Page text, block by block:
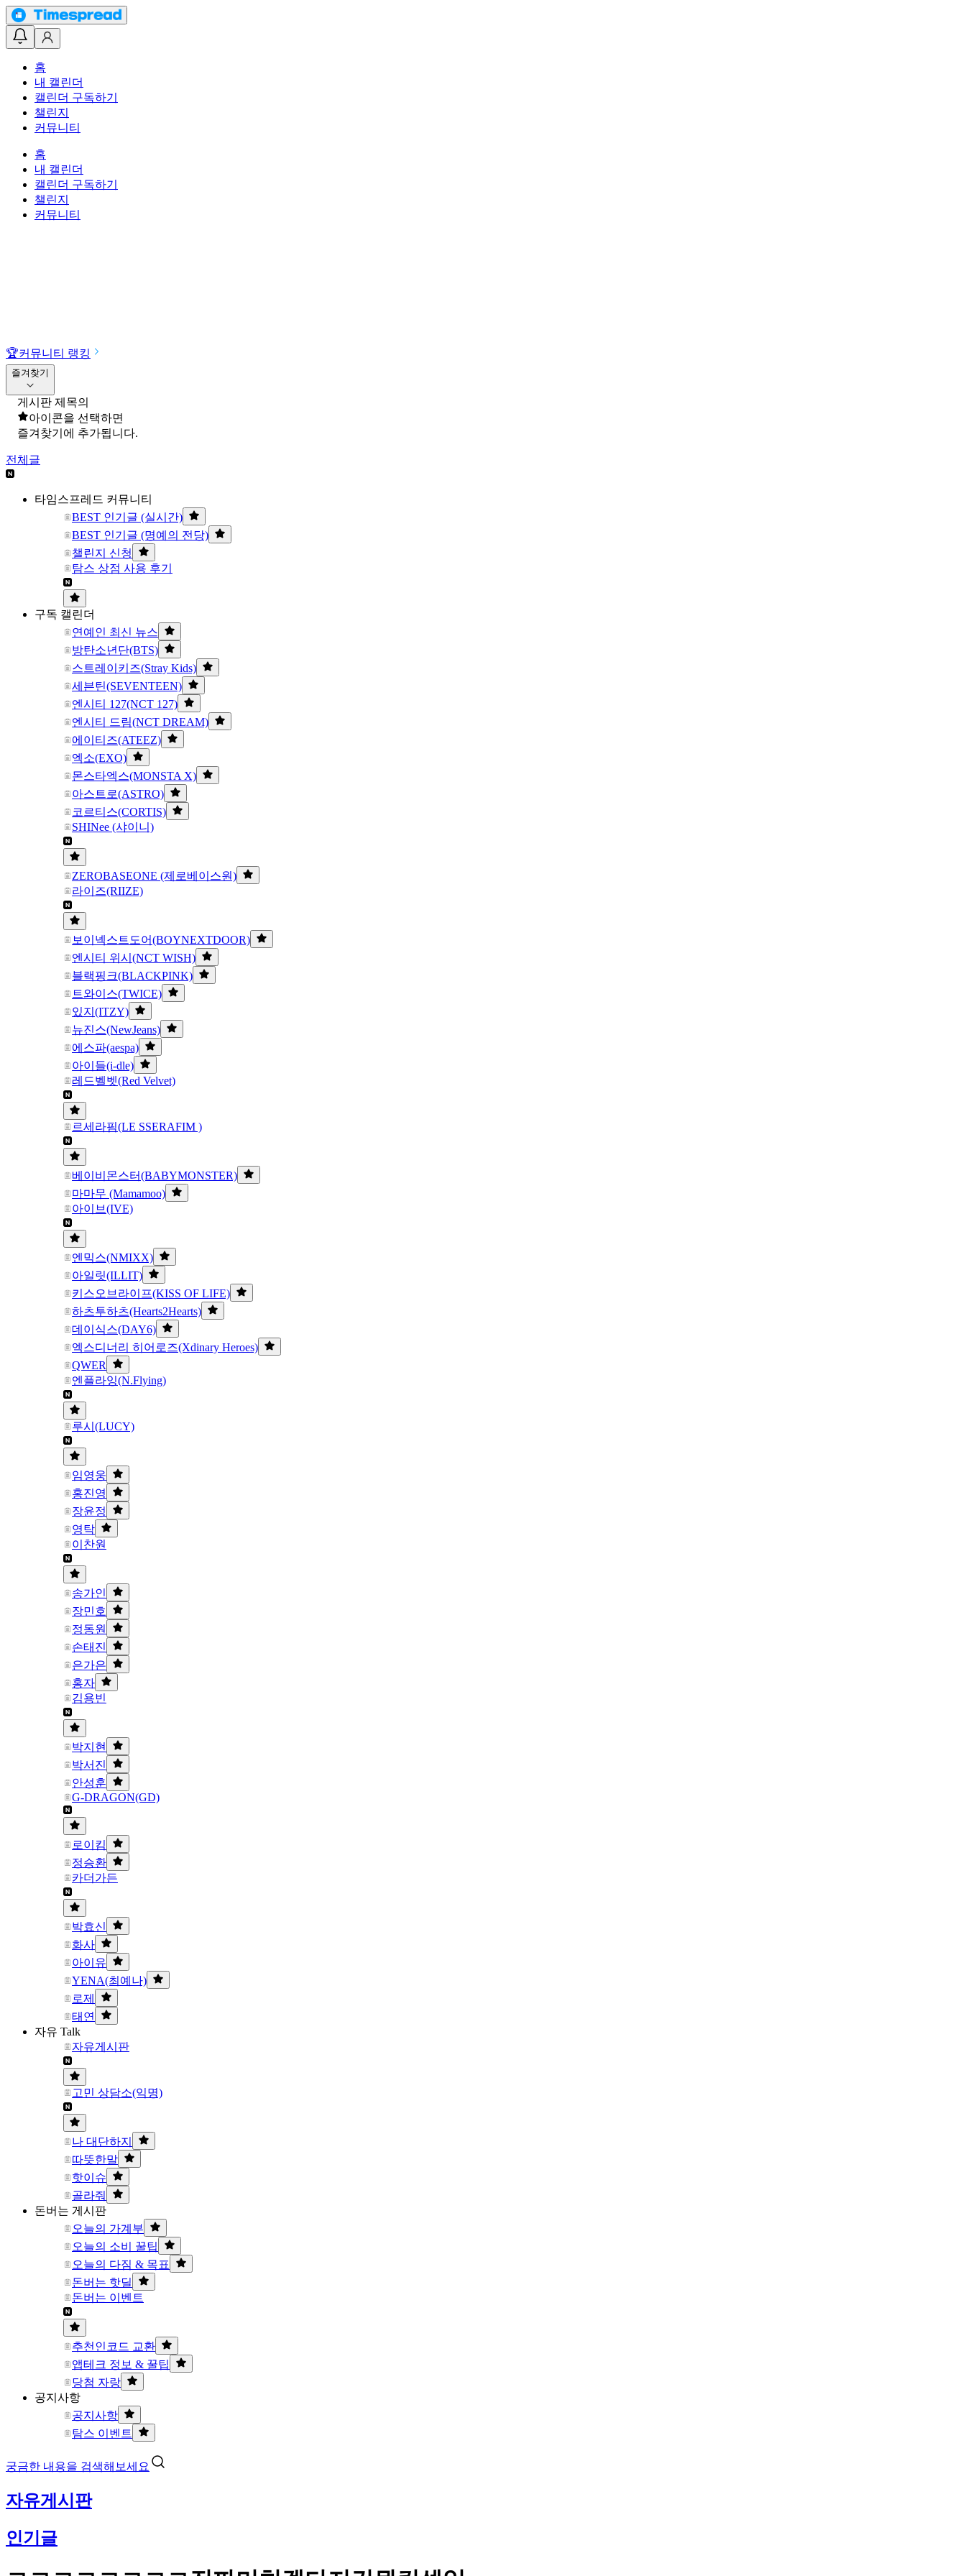
홈
내 캘린더
캘린더 구독하기
챌린지
커뮤니티
홈
내 캘린더
캘린더 구독하기
챌린지
커뮤니티
🏆커뮤니티 랭킹
즐겨찾기
게시판 제목의
아이콘을 선택하면
즐겨찾기에 추가됩니다.
전체글
타임스프레드 커뮤니티
BEST 인기글 (실시간)
BEST 인기글 (명예의 전당)
챌린지 신청
탐스 상점 사용 후기
구독 캘린더
연예인 최신 뉴스
방탄소년단(BTS)
스트레이키즈(Stray Kids)
세븐틴(SEVENTEEN)
엔시티 127(NCT 127)
엔시티 드림(NCT DREAM)
에이티즈(ATEEZ)
엑소(EXO)
몬스타엑스(MONSTA X)
아스트로(ASTRO)
코르티스(CORTIS)
SHINee (샤이니)
ZEROBASEONE (제로베이스원)
라이즈(RIIZE)
보이넥스트도어(BOYNEXTDOOR)
엔시티 위시(NCT WISH)
블랙핑크(BLACKPINK)
트와이스(TWICE)
있지(ITZY)
뉴진스(NewJeans)
에스파(aespa)
아이들(i-dle)
레드벨벳(Red Velvet)
르세라핌(LE SSERAFIM )
베이비몬스터(BABYMONSTER)
마마무 (Mamamoo)
아이브(IVE)
엔믹스(NMIXX)
아일릿(ILLIT)
키스오브라이프(KISS OF LIFE)
하츠투하츠(Hearts2Hearts)
데이식스(DAY6)
엑스디너리 히어로즈(Xdinary Heroes)
QWER
엔플라잉(N.Flying)
루시(LUCY)
임영웅
홍진영
장윤정
영탁
이찬원
송가인
장민호
정동원
손태진
은가은
홍자
김용빈
박지현
박서진
안성훈
G-DRAGON(GD)
로이킴
정승환
카더가든
박효신
화사
아이유
YENA(최예나)
로제
태연
자유 Talk
자유게시판
고민 상담소(익명)
나 대단하지
따뜻한말
핫이슈
골라줘
돈버는 게시판
오늘의 가계부
오늘의 소비 꿀팁
오늘의 다짐 & 목표
돈버는 핫딜
돈버는 이벤트
추천인코드 교환
앱테크 정보 & 꿀팁
당첨 자랑
공지사항
공지사항
탐스 이벤트
궁금한 내용을 검색해보세요
자유게시판
인기글